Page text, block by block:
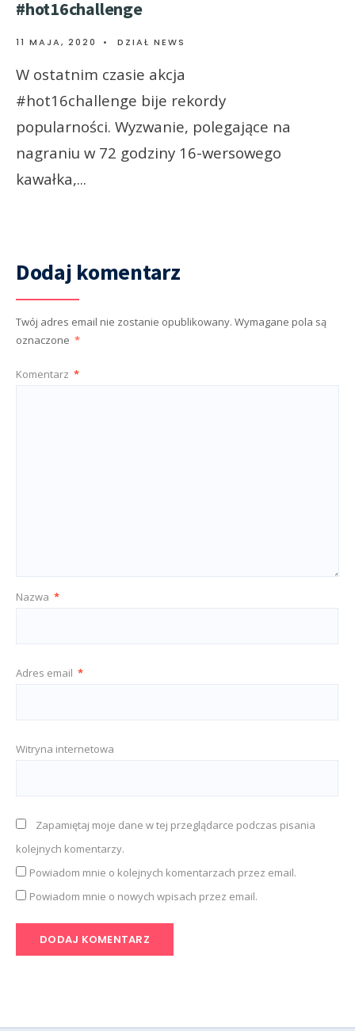
#hot16challenge
11 MAJA, 2020 • DZIAŁ NEWS
W ostatnim czasie akcja
#hot16challenge bije rekordy
popularności. Wyzwanie, polegające na
nagraniu w 72 godziny 16-wersowego
kawałka,...
Dodaj komentarz
Twój adres email nie zostanie opublikowany. Wymagane pola są
oznaczone *
Komentarz *
Nazwa *
Adres email *
Witryna internetowa
Zapamiętaj moje dane w tej przeglądarce podczas pisania
kolejnych komentarzy.
Powiadom mnie o kolejnych komentarzach przez email.
Powiadom mnie o nowych wpisach przez email.